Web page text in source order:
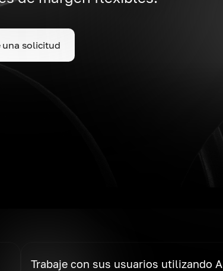
una solicitud
Trabaje con sus usuarios utilizando